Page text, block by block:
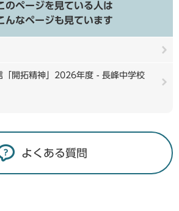
のページを見ている人は
んなページも見ています
開拓精神」2026年度 - 長峰中学校
よくある質問